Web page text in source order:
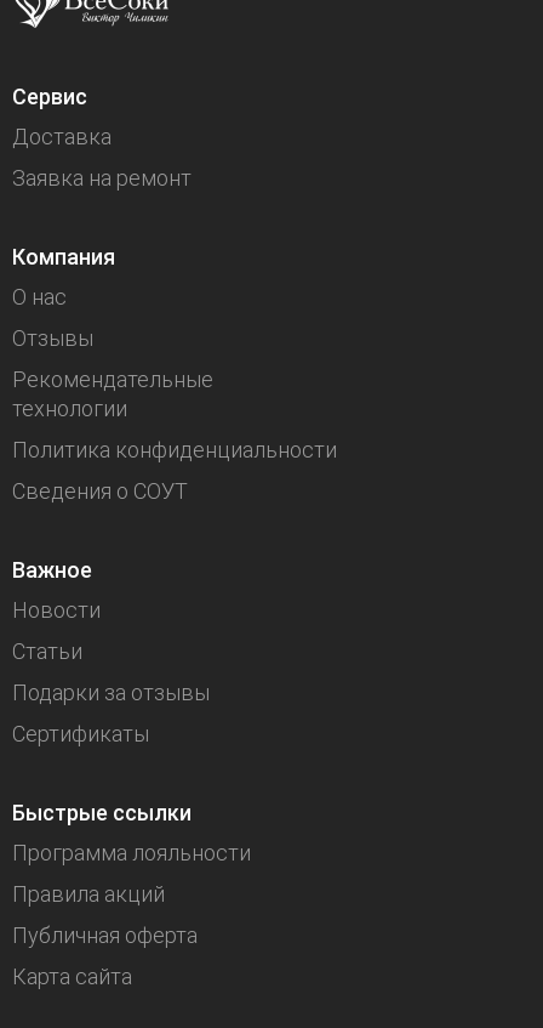
Сервис
Доставка
Заявка на ремонт
Компания
О нас
Отзывы
Рекомендательные
технологии
Политика конфиденциальности
Сведения о СОУТ
Важное
Новости
Статьи
Подарки за отзывы
Сертификаты
Быстрые ссылки
Программа лояльности
Правила акций
Публичная оферта
Карта сайта